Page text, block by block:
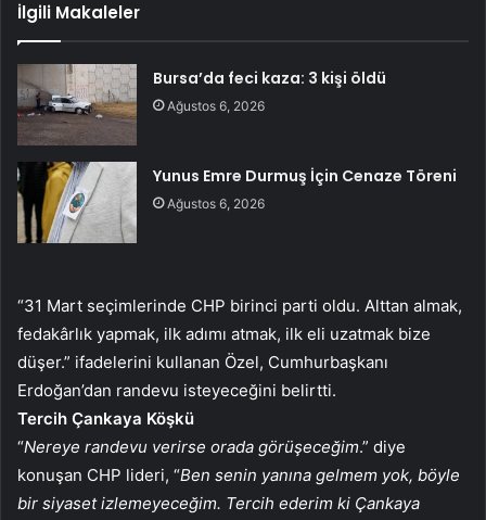
İlgili Makaleler
Bursa’da feci kaza: 3 kişi öldü
Ağustos 6, 2026
Yunus Emre Durmuş İçin Cenaze Töreni
Ağustos 6, 2026
“31 Mart seçimlerinde CHP birinci parti oldu. Alttan almak,
fedakârlık yapmak, ilk adımı atmak, ilk eli uzatmak bize
düşer.” ifadelerini kullanan Özel, Cumhurbaşkanı
Erdoğan’dan randevu isteyeceğini belirtti.
Tercih Çankaya Köşkü
“Nereye randevu verirse orada görüşeceğim.” diye
konuşan CHP lideri, “Ben senin yanına gelmem yok, böyle
bir siyaset izlemeyeceğim. Tercih ederim ki Çankaya